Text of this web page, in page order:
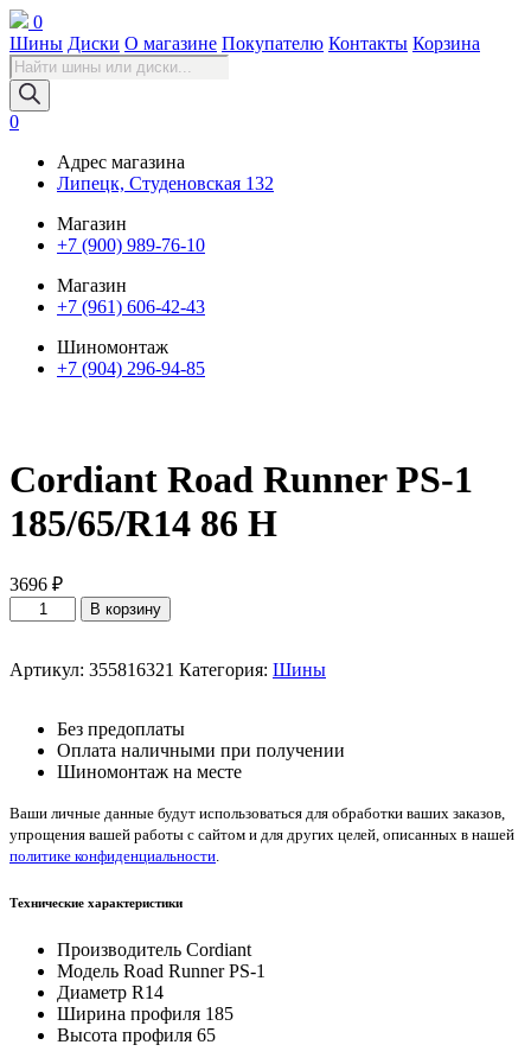
0
Шины Диски О магазине Покупателю Контакты Корзина
Поиск
товаров
0
Адрес магазина
Липецк, Студеновская 132
Магазин
+7 (900) 989-76-10
Магазин
+7 (961) 606-42-43
Шиномонтаж
+7 (904) 296-94-85
Cordiant Road Runner PS-1
185/65/R14 86 H
3696 ₽
Количество
товара
Road
185/65/R14
В корзину
Артикул: 355816321 Категория: Шины
Без предоплаты
Оплата наличными при получении
Шиномонтаж на месте
Ваши личные данные будут использоваться для обработки ваших заказов,
упрощения вашей работы с сайтом и для других целей, описанных в нашей
политике конфиденциальности.
Технические характеристики
Производитель Cordiant
Модель Road Runner PS-1
Диаметр R14
Ширина профиля 185
Высота профиля 65